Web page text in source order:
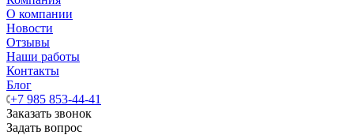
О компании
Новости
Отзывы
Наши работы
Контакты
Блог
+7 985 853-44-41
Заказать звонок
Задать вопрос